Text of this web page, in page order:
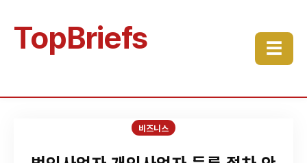
TopBriefs ☰
비즈니스